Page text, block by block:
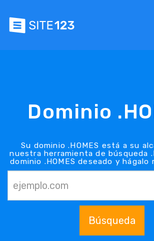
Dominio
Su dominio .HOMES está a su
nuestra herramienta de búsqueda
dominio .HOMES deseado y hágalo
Búsqueda